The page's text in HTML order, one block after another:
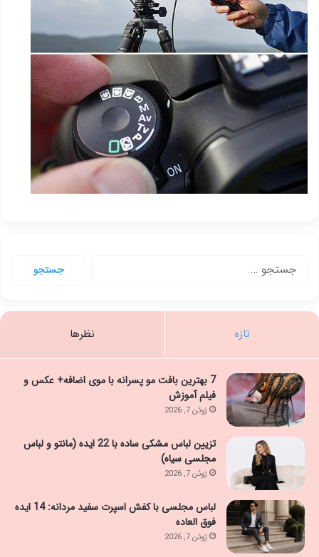
تازه نظرها
7 بهترین بافت مو پسرانه با موی اضافه+ عکس و
فیلم آموزش
ژوئن 7, 2026
تزیین لباس مشکی ساده با 22 ایده (مانتو و لباس
مجلسی سیاه)
ژوئن 7, 2026
لباس مجلسی با کفش اسپرت سفید مردانه: 14 ایده
فوق العاده
ژوئن 7, 2026